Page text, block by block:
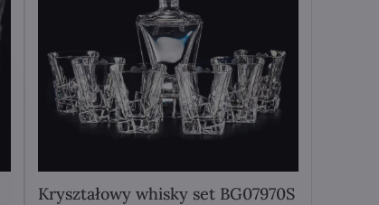
Kryształowy whisky set BG07970S